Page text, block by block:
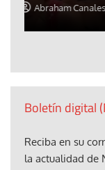
Elisa Brey
Boletín digital
Reciba en su
la actualidad de